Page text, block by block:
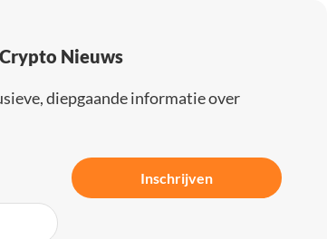
Nieuws
diepgaande informatie over
Inschrijven